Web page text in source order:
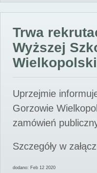
Trwa
Wyższej
Uprzejmie
Gorzowie
zamówień
Szczegóły w
dodano: Feb 12 2020